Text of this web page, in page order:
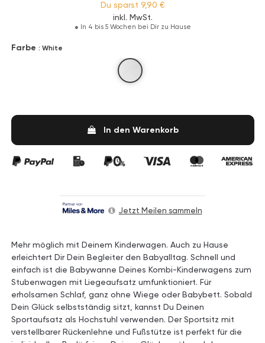
Du sparst 9,90 €
inkl. MwSt.
● In 4 bis 5 Wochen bei Dir zu Hause
Farbe : White
White
In den Warenkorb
Jetzt Meilen sammeln
Mehr möglich mit Deinem Kinderwagen. Auch zu Hause
erleichtert Dir Dein Begleiter den Babyalltag. Schnell und
einfach ist die Babywanne Deines Kombi-Kinderwagens zum
Stubenwagen mit Liegeaufsatz umfunktioniert. Für
erholsamen Schlaf, ganz ohne Wiege oder Babybett. Sobald
Dein Glück selbstständig sitzt, kannst Du Deinen
Sportaufsatz als Hochstuhl verwenden. Der Sportsitz mit
verstellbarer Rückenlehne und Fußstütze ist perfekt für die